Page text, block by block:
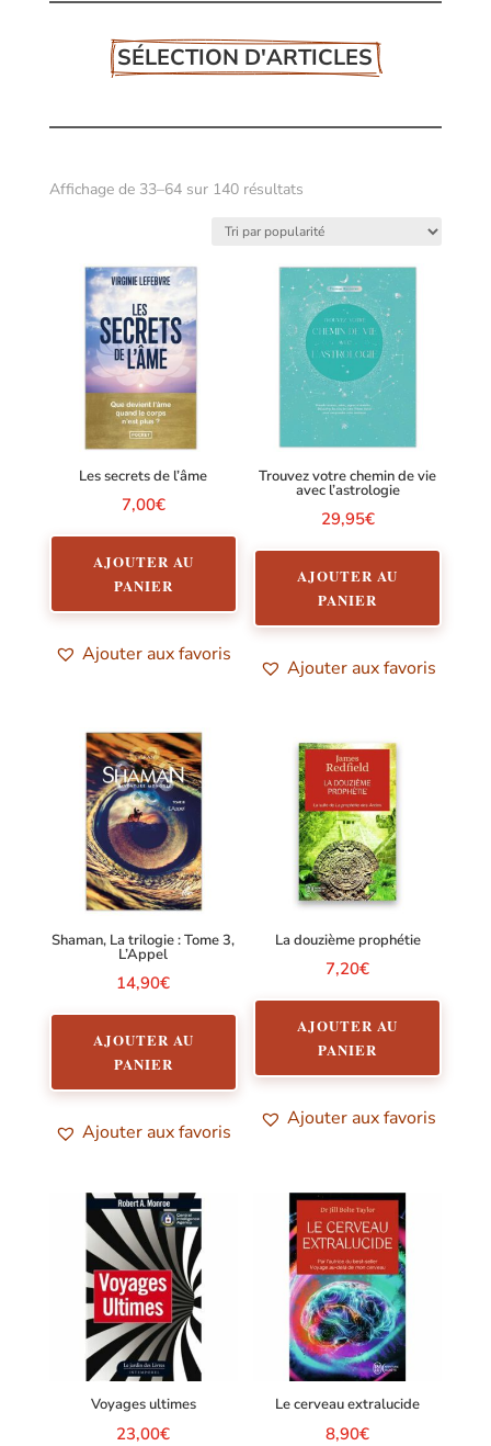
SÉLECTION D'ARTICLES
Affichage de 33–64 sur 140 résultatsTrié
popularité
Les secrets de l’âme
7,00€
AJOUTER AU
PANIER
Ajouter aux favoris
Trouvez votre chemin de vie
avec l’astrologie
29,95€
AJOUTER AU
PANIER
Ajouter aux favoris
Shaman, La trilogie : Tome 3,
L’Appel
14,90€
AJOUTER AU
PANIER
Ajouter aux favoris
La douzième prophétie
7,20€
AJOUTER AU
PANIER
Ajouter aux favoris
Voyages ultimes
23,00€
Le cerveau extralucide
8,90€